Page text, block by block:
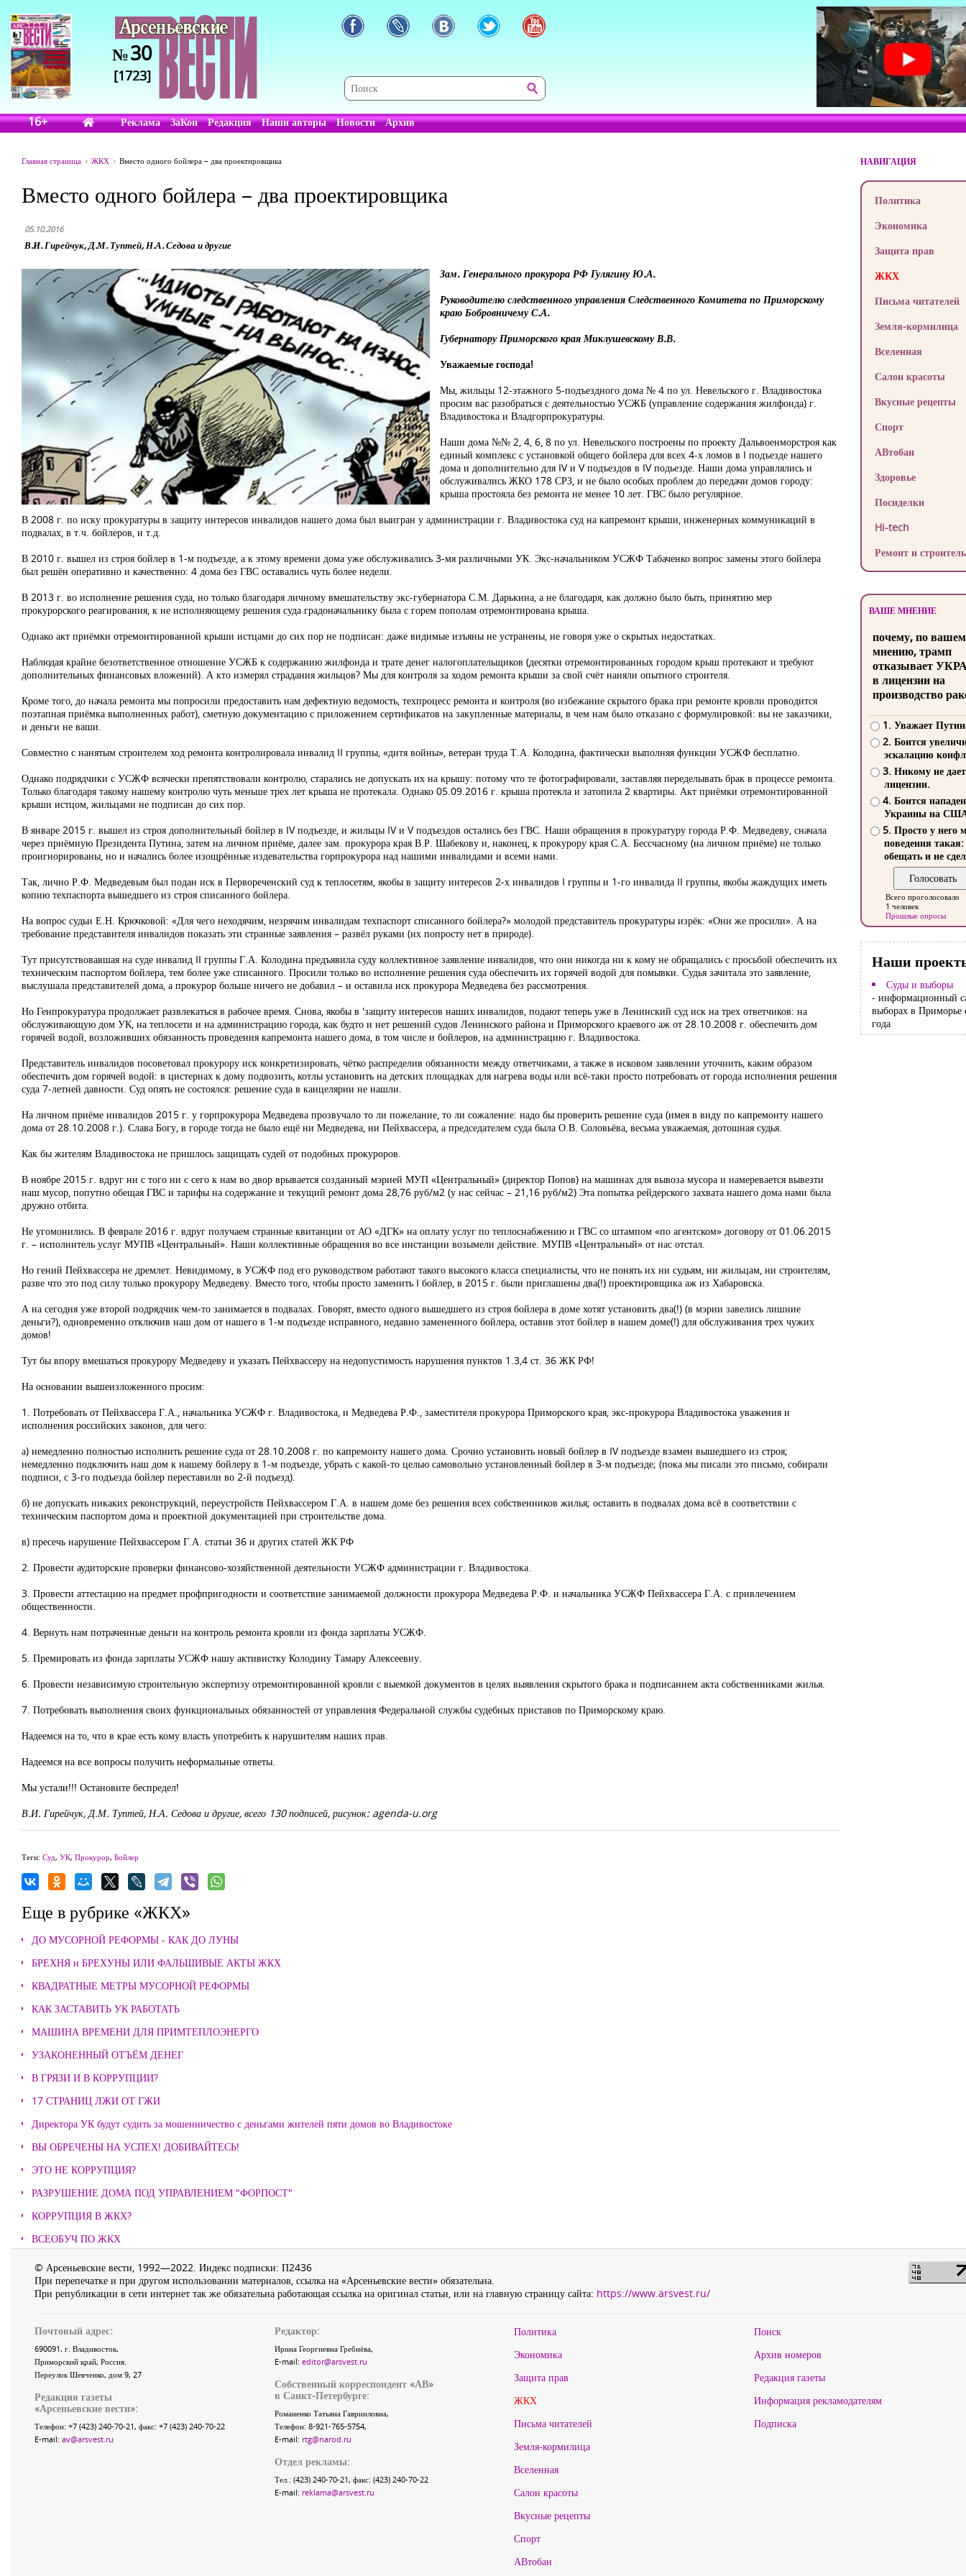
№30
[1723]
16+ Реклама ЗаКон Редакция Наши авторы Новости Архив
Главная страница ЖКХ Вместо одного бойлера – два проектировщика
Вместо одного бойлера – два проектировщика
05.10.2016
В.И. Гирейчук, Д.М. Туптей, Н.А. Седова и другие
Зам. Генерального прокурора РФ Гулягину Ю.А.
Руководителю следственного управления Следственного Комитета по Приморскому
краю Бобровничему С.А.
Губернатору Приморского края Миклушевскому В.В.
Уважаемые господа!
Мы, жильцы 12-этажного 5-подъездного дома № 4 по ул. Невельского г. Владивостока
просим вас разобраться с деятельностью УСЖБ (управление содержания жилфонда) г.
Владивостока и Владгорпрокуратуры.
Наши дома №№ 2, 4, 6, 8 по ул. Невельского построены по проекту Дальвоенморстроя как
единый комплекс с установкой общего бойлера для всех 4-х ломов в I подъезде нашего
дома и дополнительно для IV и V подъездов в IV подьезде. Наши дома управлялись и
обслуживались ЖКО 178 СРЗ, и не было особых проблем до передачи домов городу:
крыша простояла без ремонта не менее 10 лет. ГВС было регулярное.
В 2008 г. по иску прокуратуры в защиту интересов инвалидов нашего дома был выигран у администрации г. Владивостока суд на капремонт крыши, инженерных коммуникаций в
подвалах, в т.ч. бойлеров, и т.д.
В 2010 г. вышел из строя бойлер в 1-м подъезде, а к этому времени дома уже обслуживались 3-мя различными УК. Экс-начальником УСЖФ Табаченко вопрос замены этого бойлера
был решён оперативно и качественно: 4 дома без ГВС оставались чуть более недели.
В 2013 г. во исполнение решения суда, но только благодаря личному вмешательству экс-губернатора С.М. Дарькина, а не благодаря, как должно было быть, принятию мер
прокурорского реагирования, к не исполняющему решения суда градоначальнику была с горем пополам отремонтирована крыша.
Однако акт приёмки отремонтированной крыши истцами до сих пор не подписан: даже видимые изъяны не устранены, не говоря уже о скрытых недостатках.
Наблюдая крайне безответственное отношение УСЖБ к содержанию жилфонда и трате денег налогоплательщиков (десятки отремонтированных городом крыш протекают и требуют
дополнительных финансовых вложений). А кто измерял страдания жильцов? Мы для контроля за ходом ремонта крыши за свой счёт наняли опытного строителя.
Кроме того, до начала ремонта мы попросили предоставить нам дефектную ведомость, техпроцесс ремонта и контроля (во избежание скрытого брака при ремонте кровли проводится
поэтапная приёмка выполненных работ), сметную документацию с приложением сертификатов на закупленные материалы, в чем нам было отказано с формулировкой: вы не заказчики,
и деньги не ваши.
Совместно с нанятым строителем ход ремонта контролировала инвалид II группы, «дитя войны», ветеран труда Т.А. Колодина, фактически выполняя функции УСЖФ бесплатно.
Однако подрядчики с УСЖФ всячески препятствовали контролю, старались не допускать их на крышу: потому что те фотографировали, заставляя переделывать брак в процессе ремонта.
Только благодаря такому нашему контролю чуть меньше трех лет крыша не протекала. Однако 05.09.2016 г. крыша протекла и затопила 2 квартиры. Акт приёмки отремонтированной
крыши истцом, жильцами не подписан до сих пор.
В январе 2015 г. вышел из строя дополнительный бойлер в IV подъезде, и жильцы IV и V подъездов остались без ГВС. Наши обращения в прокуратуру города Р.Ф. Медведеву, сначала
через приёмную Президента Путина, затем на личном приёме, далее зам. прокурора края В.Р. Шабекову и, наконец, к прокурору края С.А. Бессчасному (на личном приёме) не только
проигнорированы, но и начались более изощрённые издевательства горпрокурора над нашими инвалидами и всеми нами.
Так, лично Р.Ф. Медведевым был подан иск в Первореченский суд к теплосетям, якобы в защиту интересов 2-х инвалидов I группы и 1-го инвалида II группы, якобы жаждущих иметь
копию техпаспорта вышедшего из строя списанного бойлера.
На вопрос судьи Е.Н. Крючковой: «Для чего неходячим, незрячим инвалидам техпаспорт списанного бойлера?» молодой представитель прокуратуры изрёк: «Они же просили». А на
требование представителя инвалидов показать эти странные заявления – развёл руками (их попросту нет в природе).
Тут присутствовавшая на суде инвалид II группы Г.А. Колодина предъявила суду коллективное заявление инвалидов, что они никогда ни к кому не обращались с просьбой обеспечить их
техническим паспортом бойлера, тем более уже списанного. Просили только во исполнение решения суда обеспечить их горячей водой для помывки. Судья зачитала это заявление,
выслушала представителей дома, а прокурор больше ничего не добавил – и оставила иск прокурора Медведева без рассмотрения.
Но Генпрокуратура продолжает развлекаться в рабочее время. Снова, якобы в 'защиту интересов наших инвалидов, подают теперь уже в Ленинский суд иск на трех ответчиков: на
обслуживающую дом УК, на теплосети и на администрацию города, как будто и нет решений судов Ленинского района и Приморского краевого аж от 28.10.2008 г. обеспечить дом
горячей водой, возложивших обязанность проведения капремонта нашего дома, в том числе и бойлеров, на администрацию г. Владивостока.
Представитель инвалидов посоветовал прокурору иск конкретизировать, чётко распределив обязанности между ответчиками, а также в исковом заявлении уточнить, каким образом
обеспечить дом горячей водой: в цистернах к дому подвозить, котлы установить на детских площадках для нагрева воды или всё-таки просто потребовать от города исполнения решения
суда 7-летней давности. Суд опять не состоялся: решение суда в канцелярии не нашли.
На личном приёме инвалидов 2015 г. у горпрокурора Медведева прозвучало то ли пожелание, то ли сожаление: надо бы проверить решение суда (имея в виду по капремонту нашего
дома от 28.10.2008 г.). Слава Богу, в городе тогда не было ещё ни Медведева, ни Пейхвассера, а председателем суда была О.В. Соловьёва, весьма уважаемая, дотошная судья.
Как бы жителям Владивостока не пришлось защищать судей от подобных прокуроров.
В ноябре 2015 г. вдруг ни с того ни с сего к нам во двор врывается созданный мэрией МУП «Центральный» (директор Попов) на машинах для вывоза мусора и намеревается вывезти
наш мусор, попутно обещая ГВС и тарифы на содержание и текущий ремонт дома 28,76 руб/м2 (у нас сейчас – 21,16 руб/м2) Эта попытка рейдерского захвата нашего дома нами была
дружно отбита.
Не угомонились. В феврале 2016 г. вдруг получаем странные квитанции от АО «ДГК» на оплату услуг по теплоснабжению и ГВС со штампом «по агентском» договору от 01.06.2015
г. – исполнитель услуг МУПВ «Центральный». Наши коллективные обращения во все инстанции возымели действие. МУПВ «Центральный» от нас отстал.
Но гений Пейхвассера не дремлет. Невидимому, в УСЖФ под его руководством работают такого высокого класса специалисты, что не понять их ни судьям, ни жильцам, ни строителям,
разве что это под силу только прокурору Медведеву. Вместо того, чтобы просто заменить I бойлер, в 2015 г. были приглашены два(!) проектировщика аж из Хабаровска.
А на сегодня уже второй подрядчик чем-то занимается в подвалах. Говорят, вместо одного вышедшего из строя бойлера в доме хотят установить два(!) (в мэрии завелись лишние
деньги?), одновременно отключив наш дом от нашего в 1-м подъезде исправного, недавно замененного бойлера, оставив этот бойлер в нашем доме(!) для обслуживания трех чужих
домов!
Тут бы впору вмешаться прокурору Медведеву и указать Пейхвассеру на недопустимость нарушения пунктов 1.3,4 ст. 36 ЖК РФ!
На основании вышеизложенного просим:
1. Потребовать от Пейхвассера Г.А., начальника УСЖФ г. Владивостока, и Медведева Р.Ф., заместителя прокурора Приморского края, экс-прокурора Владивостока уважения и
исполнения российских законов, для чего:
а) немедленно полностью исполнить решение суда от 28.10.2008 г. по капремонту нашего дома. Срочно установить новый бойлер в IV подъезде взамен вышедшего из строя;
немедленно подключить наш дом к нашему бойлеру в 1-м подъезде, убрать с какой-то целью самовольно установленный бойлер в 3-м подъезде; (пока мы писали это письмо, собирали
подписи, с 3-го подъезда бойлер переставили во 2-й подъезд).
б) не допускать никаких реконструкций, переустройств Пейхвассером Г.А. в нашем доме без решения всех собственников жилья; оставить в подвалах дома всё в соответствии с
техническим паспортом дома и проектной документацией при строительстве дома.
в) пресечь нарушение Пейхвассером Г.А. статьи 36 и других статей ЖК РФ
2. Провести аудиторские проверки финансово-хозяйственной деятельности УСЖФ администрации г. Владивостока.
3. Провести аттестацию на предмет профпригодности и соответствие занимаемой должности прокурора Медведева Р.Ф. и начальника УСЖФ Пейхвассера Г.А. с привлечением
общественности.
4. Вернуть нам потраченные деньги на контроль ремонта кровли из фонда зарплаты УСЖФ.
5. Премировать из фонда зарплаты УСЖФ нашу активистку Колодину Тамару Алексеевну.
6. Провести независимую строительную экспертизу отремонтированной кровли с выемкой документов в целях выявления скрытого брака и подписанием акта собственниками жилья.
7. Потребовать выполнения своих функциональных обязанностей от управления Федеральной службы судебных приставов по Приморскому краю.
Надеемся на то, что в крае есть кому власть употребить к нарушителям наших прав.
Надеемся на все вопросы получить неформальные ответы.
Мы устали!!! Остановите беспредел!
В.И. Гирейчук, Д.М. Туптей, Н.А. Седова и другие, всего 130 подписей, рисунок: agenda-u.org
Теги: Суд, УК, Прокурор, Бойлер
Еще в рубрике «ЖКХ»
ДО МУСОРНОЙ РЕФОРМЫ - КАК ДО ЛУНЫ
БРЕХНЯ и БРЕХУНЫ ИЛИ ФАЛЬШИВЫЕ АКТЫ ЖКХ
КВАДРАТНЫЕ МЕТРЫ МУСОРНОЙ РЕФОРМЫ
КАК ЗАСТАВИТЬ УК РАБОТАТЬ
МАШИНА ВРЕМЕНИ ДЛЯ ПРИМТЕПЛОЭНЕРГО
УЗАКОНЕННЫЙ ОТЪЁМ ДЕНЕГ
В ГРЯЗИ И В КОРРУПЦИИ?
17 СТРАНИЦ ЛЖИ ОТ ГЖИ
Директора УК будут судить за мошенничество с деньгами жителей пяти домов во Владивостоке
ВЫ ОБРЕЧЕНЫ НА УСПЕХ! ДОБИВАЙТЕСЬ!
ЭТО НЕ КОРРУПЦИЯ?
РАЗРУШЕНИЕ ДОМА ПОД УПРАВЛЕНИЕМ "ФОРПОСТ"
КОРРУПЦИЯ В ЖКХ?
ВСЕОБУЧ ПО ЖКХ
НАВИГАЦИЯ
Политика
Экономика
Защита прав
ЖКХ
Письма читателей
Земля-кормилица
Вселенная
Салон красоты
Вкусные рецепты
Спорт
АВтобан
Здоровье
Посиделки
Hi-tech
Ремонт и
ВАШЕ МНЕНИЕ
почему, по
мнению, трамп
отказывает
в лицензии на
производство
1. Уважает
2. Боится
эскалацию
3. Никому не
лицензии.
4. Боится
Украины на
5. Просто у него
поведения такая:
обещать и не
Всего проголосовало
1 человек
Прошлые опросы
Наши
Суды и выборы
- информационный
выборах в Приморье
года
© Арсеньевские вести, 1992—2022. Индекс подписки: П2436
При перепечатке и при другом использовании материалов, ссылка на «Арсеньевские вести» обязательна.
При републикации в сети интернет так же обязательна работающая ссылка на оригинал статьи, или на главную страницу сайта: https://www.arsvest.ru/
Почтовый адрес:
690091, г. Владивосток,
Приморский край, Россия.
Переулок Шевченко, дом 9, 27
Редакция газеты
«Арсеньевские вести»:
Телефон: +7 (423) 240-70-21, факс: +7 (423) 240-70-22
E-mail: av@arsvest.ru
Редактор:
Ирина Георгиевна Гребнёва,
E-mail: editor@arsvest.ru
Собственный корреспондент «АВ»
в Санкт-Петербурге:
Романенко Татьяна Гаврииловна,
Телефон: 8-921-765-5754,
E-mail: rtg@narod.ru
Отдел рекламы:
Тел.: (423) 240-70-21, факс: (423) 240-70-22
E-mail: reklama@arsvest.ru
Политика
Экономика
Защита прав
ЖКХ
Письма читателей
Земля-кормилица
Вселенная
Салон красоты
Вкусные рецепты
Спорт
АВтобан
Поиск
Архив номеров
Редакция газеты
Информация рекламодателям
Подписка